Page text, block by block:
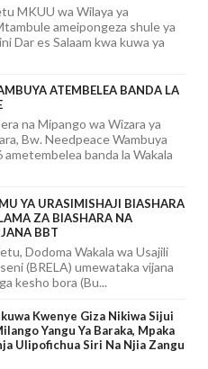
MKUU wa Wilaya ya
ameipongeza shule ya
Dar es Salaam kwa kuwa ya
ATEMBELEA BANDA LA
na Mipango wa Wizara ya
Bw. Needpeace Wambuya
banda la Wakala
YA URASIMISHAJI BIASHARA
ZA BIASHARA NA
BBT
Dodoma Wakala wa Usajili
(BRELA) umewataka vijana
kesho bora (Bu...
Kwenye Giza Nikiwa Sijui
Yangu Ya Baraka, Mpaka
Ulipofichua Siri Na Njia Zangu